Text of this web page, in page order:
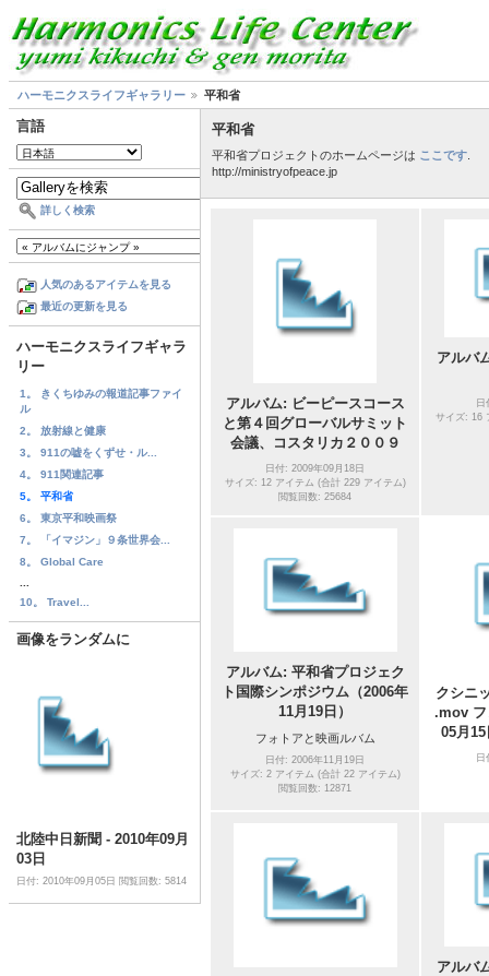
ハーモニクスライフギャラリー 平和省
言語
詳しく検索
人気のあるアイテムを見る
最近の更新を見る
ハーモニクスライフギャラ
リー
1。 きくちゆみの報道記事ファイ
ル
2。 放射線と健康
3。 911の嘘をくずせ・ル...
4。 911関連記事
5。 平和省
6。 東京平和映画祭
7。 「イマジン」９条世界会...
8。 Global Care
10。 Travel...
画像をランダムに
北陸中日新聞 - 2010年09月
03日
日付: 2010年09月05日 閲覧回数: 5814
平和省
平和省プロジェクトのホームページは ここです
http://ministryofpeace.jp
アルバム: ビーピースコース
と第４回グローバルサミット
会議、コスタリカ２００９
日付: 2009年09月18日
サイズ: 12 アイテム (合計 229 アイテム)
閲覧回数: 25684
アルバ
サイズ: 16
アルバム: 平和省プロジェク
ト国際シンポジウム（2006年
11月19日）
フォトアと映画ルバム
日付: 2006年11月19日
サイズ: 2 アイテム (合計 22 アイテム)
閲覧回数: 12871
クシニ
.mov フ
05月
アルバ